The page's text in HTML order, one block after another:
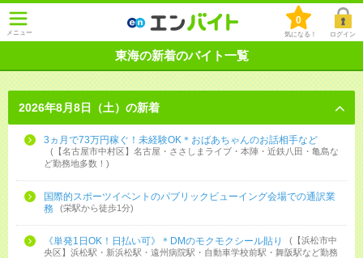
メニュー
0
気になる！ ログイン
東海の新着のバイト一覧
2026年8月8日（土）の新着
3ヵ月で73万円稼ぐ！未経験OK＊おばあちゃんのお話相手など
【名古屋市中村区】名古屋・ささしまライブ・本陣・近鉄八田・亀島な
ど勤務地多数！
国際的スポーツイベントのパブリックビューイング会場での通訳業
務
栄駅から徒歩1分
《単発1日OK！日払い可》＊DMのモクモクシール貼り
【浜松市中
央区】浜松駅・新浜松駅・遠州病院駅・自動車学校前駅・舞阪駅など勤務